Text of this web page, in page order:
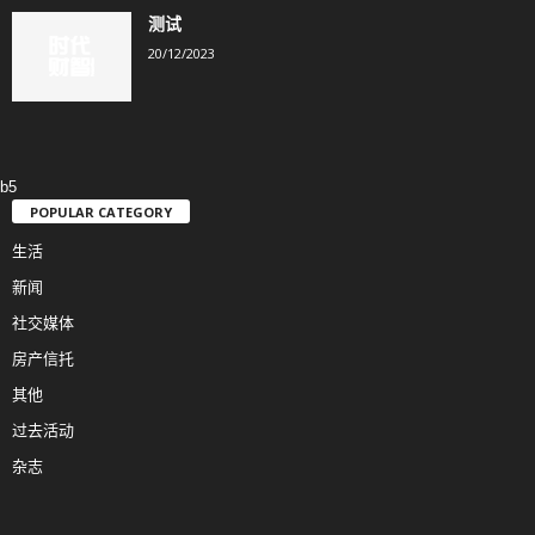
测试
20/12/2023
b5
POPULAR CATEGORY
生活
新闻
社交媒体
房产信托
其他
过去活动
杂志